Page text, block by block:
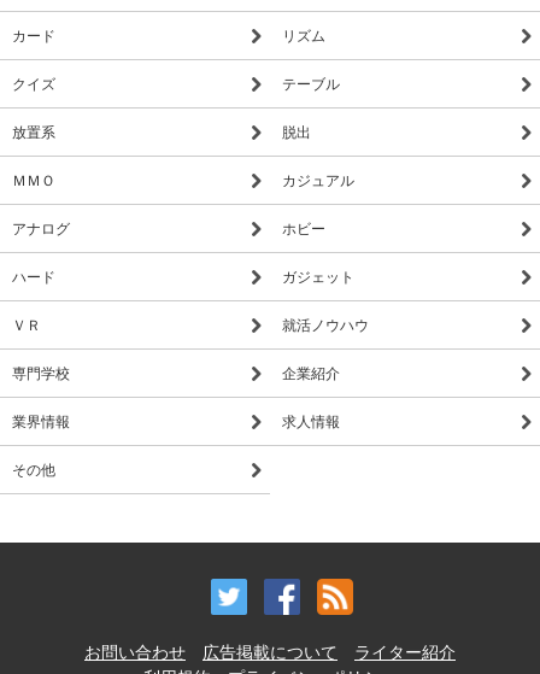
カード リズム
クイズ テーブル
放置系 脱出
ＭＭＯ カジュアル
アナログ ホビー
ハード ガジェット
ＶＲ 就活ノウハウ
専門学校 企業紹介
業界情報 求人情報
その他
お問い合わせ 広告掲載について
ライター紹介